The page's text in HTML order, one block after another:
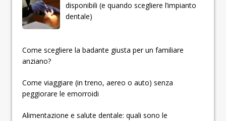
disponibili (e quando scegliere l’impianto
dentale)
­­­­­Come scegliere la badante giusta per un familiare
anziano?
Come viaggiare (in treno, aereo o auto) senza
peggiorare le emorroidi
Alimentazione e salute dentale: quali sono le